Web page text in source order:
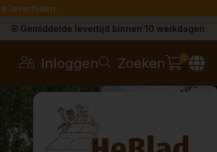
levertijden.
Gemiddelde levertijd binnen 10 werkdagen
Inloggen Zoeken 0